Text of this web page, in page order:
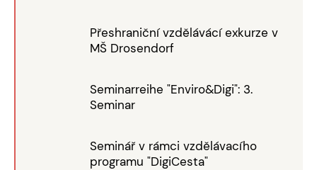
Přeshraniční vzdělávácí exkurze v
MŠ Drosendorf
Seminarreihe "Enviro&Digi": 3.
Seminar
Seminář v rámci vzdělávacího
programu "DigiCesta"